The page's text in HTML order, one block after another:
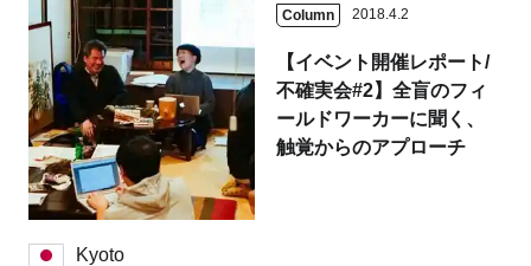
Column 2018.4.2
【イベント開催レポート/
不確実会#2】全盲のフィ
ールドワーカーに聞く、
触覚からのアプローチ
Kyoto